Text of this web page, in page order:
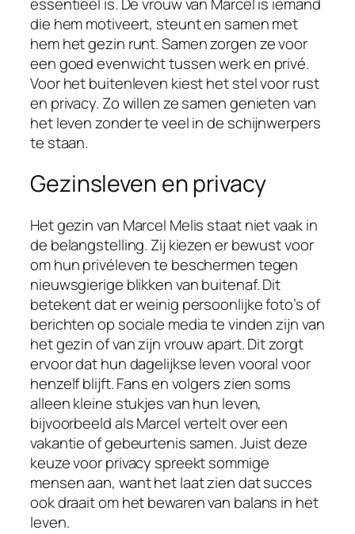
die hem motiveert, steunt en samen met
hem het gezin runt. Samen zorgen ze voor
een goed evenwicht tussen werk en privé.
Voor het buitenleven kiest het stel voor rust
en privacy. Zo willen ze samen genieten van
het leven zonder te veel in de schijnwerpers
te staan.
Gezinsleven en privacy
Het gezin van Marcel Melis staat niet vaak in
de belangstelling. Zij kiezen er bewust voor
om hun privéleven te beschermen tegen
nieuwsgierige blikken van buitenaf. Dit
betekent dat er weinig persoonlijke foto’s of
berichten op sociale media te vinden zijn van
het gezin of van zijn vrouw apart. Dit zorgt
ervoor dat hun dagelijkse leven vooral voor
henzelf blijft. Fans en volgers zien soms
alleen kleine stukjes van hun leven,
bijvoorbeeld als Marcel vertelt over een
vakantie of gebeurtenis samen. Juist deze
keuze voor privacy spreekt sommige
mensen aan, want het laat zien dat succes
ook draait om het bewaren van balans in het
leven.